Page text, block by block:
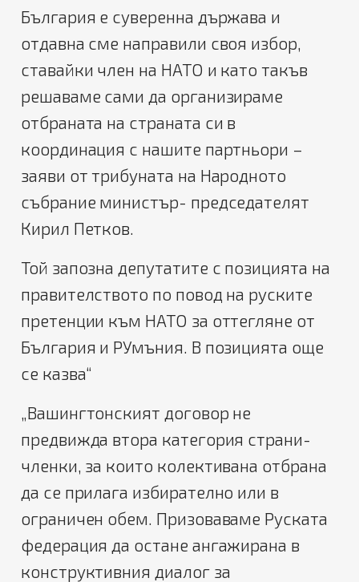
България е суверенна държава и
отдавна сме направили своя избор,
ставайки член на НАТО и като такъв
решаваме сами да организираме
отбраната на страната си в
координация с нашите партньори –
заяви от трибуната на Народното
събрание министър- председателят
Кирил Петков.
Той запозна депутатите с позицията на
правителството по повод на руските
претенции към НАТО за оттегляне от
България и РУмъния. В позицията още
се казва“
„Вашингтонският договор не
предвижда втора категория страни-
членки, за които колективана отбрана
да се прилага избирателно или в
ограничен обем. Призоваваме Руската
федерация да остане ангажирана в
конструктивния диалог за